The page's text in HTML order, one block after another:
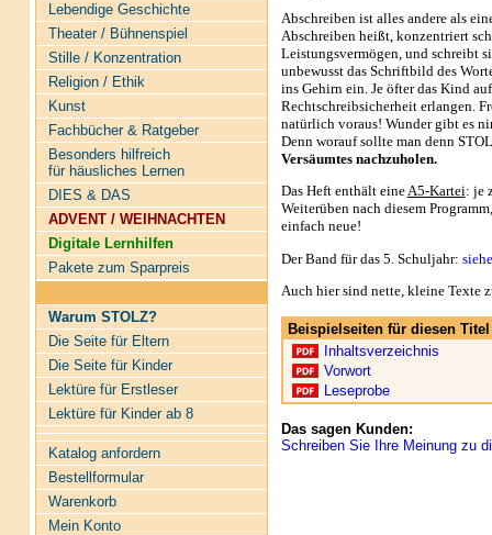
Lebendige Geschichte
Theater / Bühnenspiel
Stille / Konzentration
Religion / Ethik
Kunst
Fachbücher & Ratgeber
Besonders hilfreich
für häusliches Lernen
DIES & DAS
ADVENT / WEIHNACHTEN
Digitale Lernhilfen
Pakete zum Sparpreis
Warum STOLZ?
Die Seite für Eltern
Die Seite für Kinder
Lektüre für Erstleser
Lektüre für Kinder ab 8
Katalog anfordern
Bestellformular
Warenkorb
Mein Konto
Abschreiben ist alles andere als
Abschreiben heißt, konzentriert
Leistungsvermögen, und schreibt
unbewusst das Schriftbild des
ins Gehirn ein. Je öfter das Kind
Rechtschreibsicherheit erlangen.
natürlich voraus! Wunder gibt es
Denn worauf sollte man denn
Versäumtes nachzuholen.
Das Heft enthält eineA5-Kartei: je
Weiterüben nach diesem
einfach neue!
Der Band für das 5. Schuljahr:
Auch hier sind nette, kleine Texte
Beispielseiten für diesen
Inhaltsverzeichnis
Vorwort
Leseprobe
Das sagen Kunden:
Schreiben Sie Ihre Meinung zu